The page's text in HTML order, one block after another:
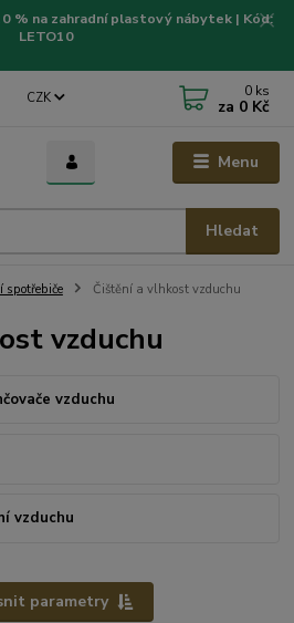
% na zahradní plastový nábytek | Kód:
LETO10
Menu
CZK
Hledat
0 ks
za 0 Kč
spotřebiče Čištění a vlhkost vzduchu
vzduchu
vzduchu
vzduchu
parametry